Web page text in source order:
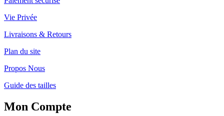
Vie Privée
Livraisons & Retours
Plan du site
Propos Nous
Guide des tailles
Mon Compte